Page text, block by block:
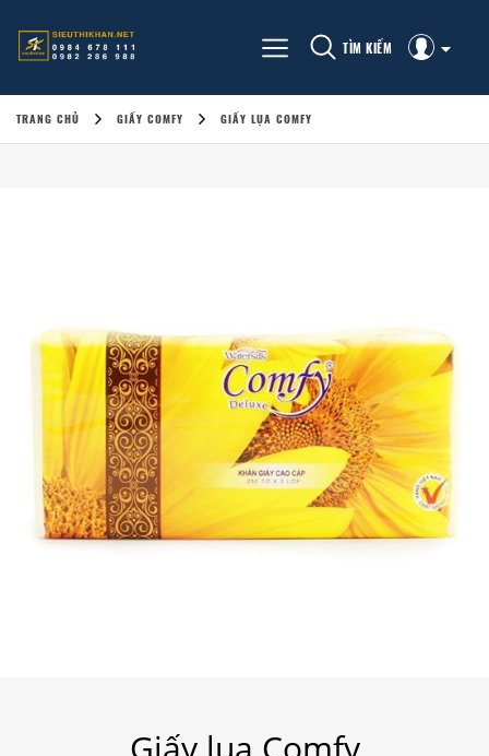
TÌM KIẾM
TRANG CHỦ GIẤY COMFY GIẤY LỤA COMFY